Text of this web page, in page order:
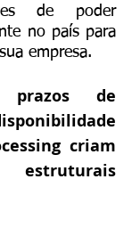
de poder
no país para
empresa.
de
criam